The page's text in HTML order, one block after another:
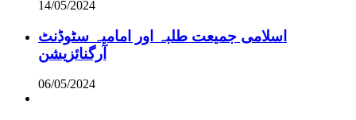
14/05/2024
اسلامی جمیعت طلبہ اور امامیہ سٹوڈنٹ
آرگنائزیشن
06/05/2024